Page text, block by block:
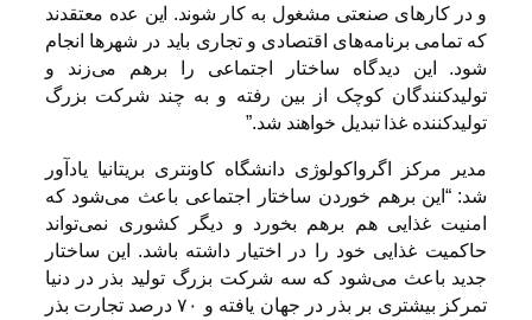
و در کارهای صنعتی مشغول به کار شوند. این عده معتقدند
که تمامی برنامه‌های اقتصادی و تجاری باید در شهرها انجام
شود. این دیدگاه ساختار اجتماعی را برهم می‌زند و
تولیدکنندگان کوچک از بین رفته و به چند شرکت بزرگ
تولیدکننده غذا تبدیل خواهند شد.”
مدیر مرکز اگرواکولوژی دانشگاه کاونتری بریتانیا یادآور
شد: “این برهم خوردن ساختار اجتماعی باعث می‌شود که
امنیت غذایی هم برهم بخورد و دیگر کشوری نمی‌تواند
حاکمیت غذایی خود را در اختیار داشته باشد. این ساختار
جدید باعث می‌شود که سه شرکت بزرگ تولید بذر در دنیا
تمرکز بیشتری بر بذر در جهان یافته و ۷۰ درصد تجارت بذر